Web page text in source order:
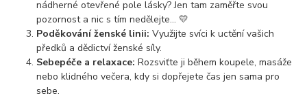
nádherné otevřené pole lásky? Jen tam zaměřte svou
pozornost a nic s tím nedělejte... 💛
Poděkování ženské linii: Využijte svíci k uctění vašich
předků a dědictví ženské síly.
Sebepéče a relaxace: Rozsviťte ji během koupele, masáže
nebo klidného večera, kdy si dopřejete čas jen sama pro
sebe.